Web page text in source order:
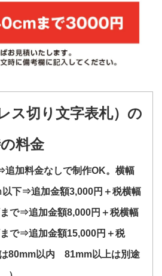
ス切り文字表札）の
料金
加料金なしで制作OK。 横幅
以下⇒追加金額3,000円＋税横幅
で⇒追加金額8,000円＋税横幅
で⇒追加金額15,000円＋税
80mm以内 81mm以上は別途